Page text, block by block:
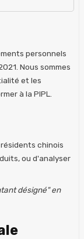
personnels
Nous sommes
et les
à la PIPL.
chinois
ou d'analyser
désigné" en